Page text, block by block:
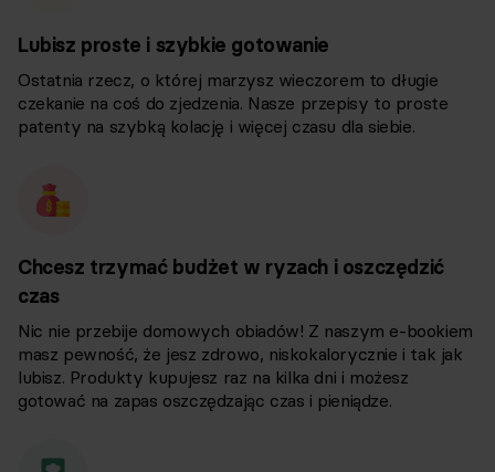
Lubisz proste i szybkie gotowanie
Ostatnia rzecz, o której marzysz wieczorem to długie
czekanie na coś do zjedzenia. Nasze przepisy to proste
patenty na szybką kolację i więcej czasu dla siebie.
Chcesz trzymać budżet w ryzach i oszczędzić
czas
Nic nie przebije domowych obiadów! Z naszym e-bookiem
masz pewność, że jesz zdrowo, niskokalorycznie i tak jak
lubisz. Produkty kupujesz raz na kilka dni i możesz
gotować na zapas oszczędzając czas i pieniądze.